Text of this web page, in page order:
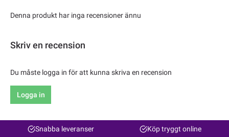
Denna produkt har inga recensioner ännu
Skriv en recension
Du måste logga in för att kunna skriva en recension
Logga in
Snabba leveranser Köp tryggt online